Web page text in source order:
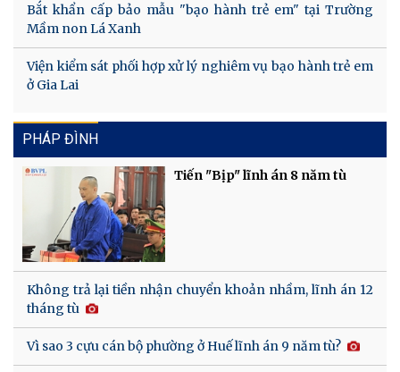
Bắt khẩn cấp bảo mẫu "bạo hành trẻ em" tại Trường
Mầm non Lá Xanh
Viện kiểm sát phối hợp xử lý nghiêm vụ bạo hành trẻ em
ở Gia Lai
PHÁP ĐÌNH
Tiến "Bịp" lĩnh án 8 năm tù
Không trả lại tiền nhận chuyển khoản nhầm, lĩnh án 12
tháng tù
Vì sao 3 cựu cán bộ phường ở Huế lĩnh án 9 năm tù?